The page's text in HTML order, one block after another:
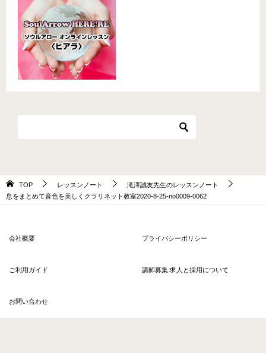
TOP レッスンノート
滝澤誠友先生のレッスンノート
息をまとめて音色を美しくクラリネット教室2020-8-25-no0009-0062
会社概要 プライバシーポリシー
ご利用ガイド 講師募集 求人と採用について
お問い合わせ